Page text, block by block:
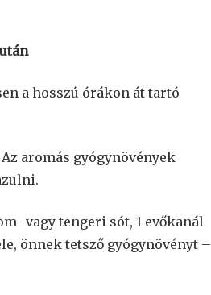
a hosszú órákon át tartó
aromás gyógynövények
vagy tengeri sót, 1 evőkanál
önnek tetsző gyógynövényt –